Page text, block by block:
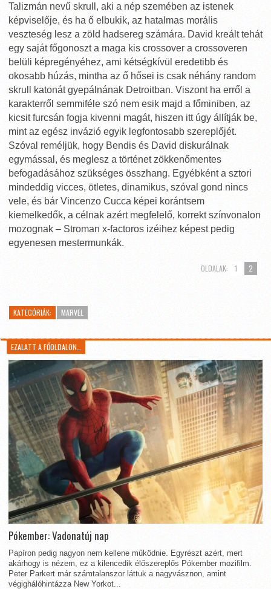
Talizmán nevű skrull, aki a nép szemében az istenek
képviselője, és ha ő elbukik, az hatalmas morális
veszteség lesz a zöld hadsereg számára. David kreált tehát
egy saját főgonoszt a maga kis crossover a crossoveren
belüli képregényéhez, ami kétségkívül eredetibb és
okosabb húzás, mintha az ő hősei is csak néhány random
skrull katonát gyepálnának Detroitban. Viszont ha erről a
karakterről semmiféle szó nem esik majd a főminiben, az
kicsit furcsán fogja kivenni magát, hiszen itt úgy állítják be,
mint az egész invázió egyik legfontosabb szereplőjét.
Szóval reméljük, hogy Bendis és David diskurálnak
egymással, és meglesz a történet zökkenőmentes
befogadásához szükséges összhang. Egyébként a sztori
mindeddig vicces, ötletes, dinamikus, szóval gond nincs
vele, és bár Vincenzo Cucca képei korántsem
kiemelkedők, a célnak azért megfelelő, korrekt színvonalon
mozognak – Stroman x-factoros izéihez képest pedig
egyenesen mestermunkák.
OLDALAK: 1 2
KATEGÓRIÁK: MARVEL
EZALATT A FŐOLDALON…
Pókember: Vadonatúj nap
Papíron pedig nagyon nem kellene működnie. Egyrészt azért, mert
akárhogy is nézem, ez a kilencedik élőszereplős Pókember mozifilm.
Peter Parkert már számtalanszor láttuk a nagyvásznon, amint
végighálóhintázza New Yorkot...